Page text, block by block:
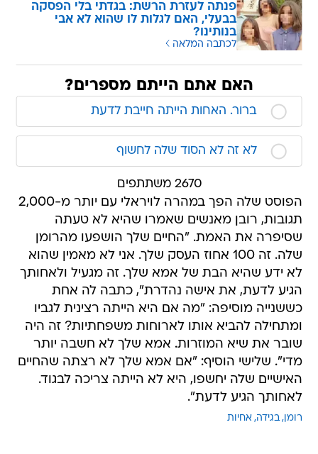
פנתה לעזרת הרשת: בגדתי בלי הפסקה
בבעלי, האם לגלות לו שהוא לא אבי
בנותינו?
לכתבה המלאה
האם אתם הייתם מספרים?
ברור. האחות הייתה חייבת לדעת
לא זה לא הסוד שלה לחשוף
2670 משתתפים
הפוסט שלה הפך במהרה לויראלי עם יותר מ-2,000
תגובות, רובן מאנשים שאמרו שהיא לא טעתה
שסיפרה את האמת. "החיים שלך הושפעו מהרומן
שלה. זה 100 אחוז העסק שלך. אני לא מאמין שהוא
לא ידע שהיא הבת של אמא שלך. זה מגעיל ולאחותך
הגיע לדעת, את אישה נהדרת", כתבה לה אחת
כששנייה מוסיפה: "מה אם היא הייתה רצינית לגביו
ומתחילה להביא אותו לארוחות משפחתיות? זה היה
שובר את שיא המוזרות. אמא שלך לא חשבה יותר
מדי". שלישי הוסיף: "אם אמא שלך לא רצתה שהחיים
האישיים שלה יחשפו, היא לא הייתה צריכה לבגוד.
לאחותך הגיע לדעת".
רומן בגידה אחיות